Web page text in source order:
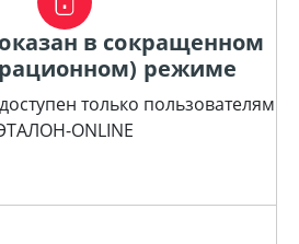
в сокращенном
режиме
только пользователям
ONLINE